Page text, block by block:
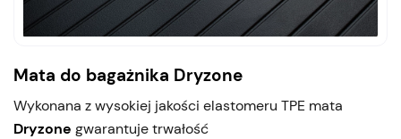
Mata do bagażnika Dryzone
Wykonana z wysokiej jakości elastomeru TPE mata
Dryzone gwarantuje trwałość